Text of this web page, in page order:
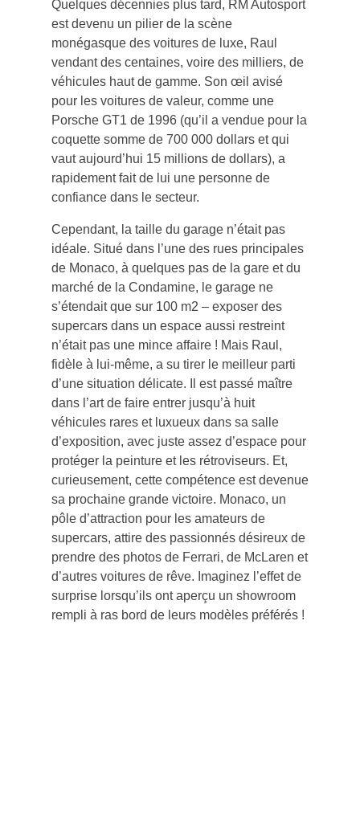
Quelques décennies plus tard, RM Autosport
est devenu un pilier de la scène
monégasque des voitures de luxe, Raul
vendant des centaines, voire des milliers, de
véhicules haut de gamme. Son œil avisé
pour les voitures de valeur, comme une
Porsche GT1 de 1996 (qu’il a vendue pour la
coquette somme de 700 000 dollars et qui
vaut aujourd’hui 15 millions de dollars), a
rapidement fait de lui une personne de
confiance dans le secteur.
Cependant, la taille du garage n’était pas
idéale. Situé dans l’une des rues principales
de Monaco, à quelques pas de la gare et du
marché de la Condamine, le garage ne
s’étendait que sur 100 m2 – exposer des
supercars dans un espace aussi restreint
n’était pas une mince affaire ! Mais Raul,
fidèle à lui-même, a su tirer le meilleur parti
d’une situation délicate. Il est passé maître
dans l’art de faire entrer jusqu’à huit
véhicules rares et luxueux dans sa salle
d’exposition, avec juste assez d’espace pour
protéger la peinture et les rétroviseurs. Et,
curieusement, cette compétence est devenue
sa prochaine grande victoire. Monaco, un
pôle d’attraction pour les amateurs de
supercars, attire des passionnés désireux de
prendre des photos de Ferrari, de McLaren et
d’autres voitures de rêve. Imaginez l’effet de
surprise lorsqu’ils ont aperçu un showroom
rempli à ras bord de leurs modèles préférés !